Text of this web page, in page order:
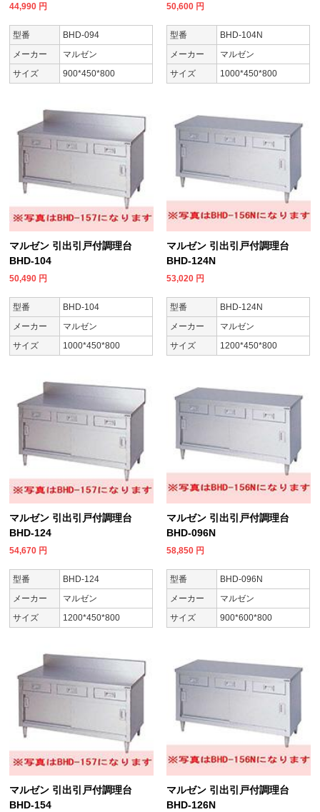
44,990 円
型番
BHD-094
メーカー
マルゼン
サイズ
900*450*800
50,600 円
型番
BHD-104N
メーカー
マルゼン
サイズ
1000*450*800
マルゼン 引出引戸付調理台
BHD-104
50,490 円
型番
BHD-104
メーカー
マルゼン
サイズ
1000*450*800
マルゼン 引出引戸付調理台
BHD-124N
53,020 円
型番
BHD-124N
メーカー
マルゼン
サイズ
1200*450*800
マルゼン 引出引戸付調理台
BHD-124
54,670 円
型番
BHD-124
メーカー
マルゼン
サイズ
1200*450*800
マルゼン 引出引戸付調理台
BHD-096N
58,850 円
型番
BHD-096N
メーカー
マルゼン
サイズ
900*600*800
マルゼン 引出引戸付調理台
BHD-154
マルゼン 引出引戸付調理台
BHD-126N